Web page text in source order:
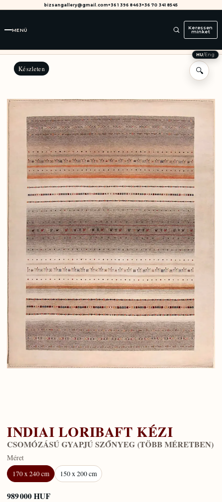
bizsangallery@gmail.com+36 1 396 8463+36 70 341 8545
MENÜ Keressen
minket
HU/Eng
Készleten 🔍
INDIAI LORIBAFT KÉZI
CSOMÓZÁSÚ GYAPJÚ SZŐNYEG (TÖBB MÉRETBEN)
Méret
170 x 240 cm
150 x 200 cm
989 000 HUF